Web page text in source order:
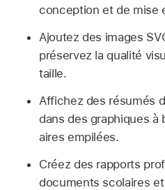
conception et de mise
Ajoutez des images
préservez la qualité
taille.
Affichez des résumés
dans des graphiques à
aires empilées.
Créez des rapports
documents scolaires